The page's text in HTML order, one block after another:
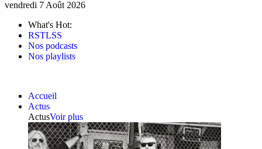
vendredi 7 Août 2026
What's Hot:
RSTLSS
Nos podcasts
Nos playlists
Accueil
Actus
ActusVoir plus